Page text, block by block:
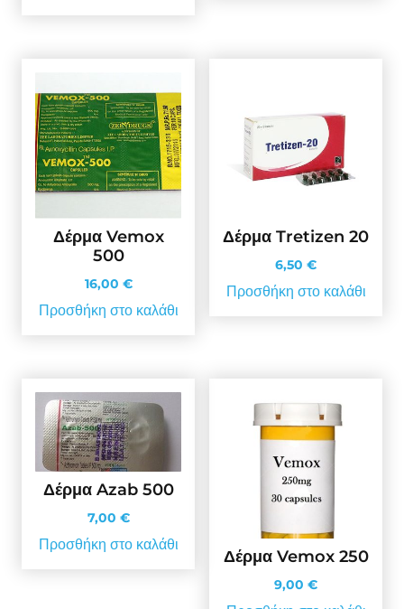
Δέρμα Vemox
500
16,00 €
Προσθήκη στο καλάθι
Δέρμα Tretizen 20
6,50 €
Προσθήκη στο καλάθι
Δέρμα Azab 500
7,00 €
Προσθήκη στο καλάθι
Δέρμα Vemox 250
9,00 €